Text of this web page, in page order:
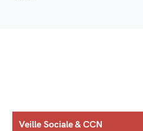
Veille Sociale & CCN